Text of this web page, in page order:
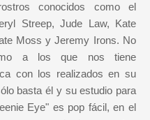
conocidos como el
Streep, Jude Law, Kate
Moss y Jeremy Irons. No
a los que nos tiene
con los realizados en su
basta él y su estudio para
Eye" es pop fácil, en el